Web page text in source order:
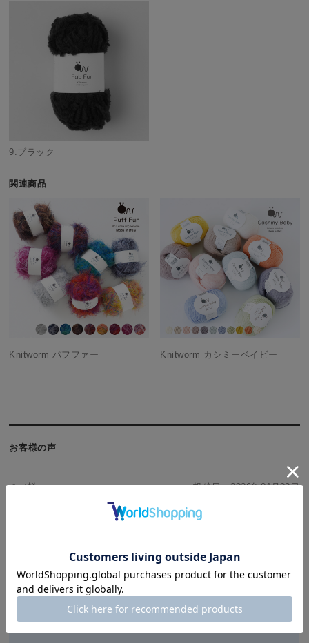
9.ブラック
関連商品
Knitworm パフファー Knitworm カシミーベイビー
お客様の声
ミィ様 投稿日：2026年04月03日
初心者なのでコースターを編んでみようかと1玉だけ購入してみまし
見るからに100円ショップとかのとは違います。
お店からのコメント
イトヘンラボをご利用いただきありがとうございます。